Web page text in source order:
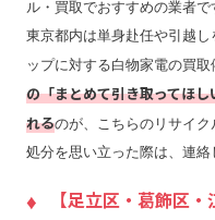
ル・買取でおすすめの業者で
東京都内は単身赴任や引越
ップに対する白物家電の買
の「まとめて引き取ってほ
れるのが、こちらのリサイ
処分を思い立った際は、連絡
【足立区・葛飾区